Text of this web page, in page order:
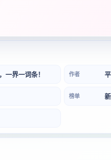
一界一词条！ 作者
榜单